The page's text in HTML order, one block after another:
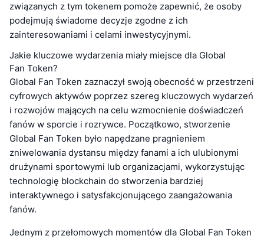
związanych z tym tokenem pomoże zapewnić, że osoby
podejmują świadome decyzje zgodne z ich
zainteresowaniami i celami inwestycyjnymi.
Jakie kluczowe wydarzenia miały miejsce dla Global
Fan Token?
Global Fan Token zaznaczył swoją obecność w przestrzeni
cyfrowych aktywów poprzez szereg kluczowych wydarzeń
i rozwojów mających na celu wzmocnienie doświadczeń
fanów w sporcie i rozrywce. Początkowo, stworzenie
Global Fan Token było napędzane pragnieniem
zniwelowania dystansu między fanami a ich ulubionymi
drużynami sportowymi lub organizacjami, wykorzystując
technologię blockchain do stworzenia bardziej
interaktywnego i satysfakcjonującego zaangażowania
fanów.
Jednym z przełomowych momentów dla Global Fan Token